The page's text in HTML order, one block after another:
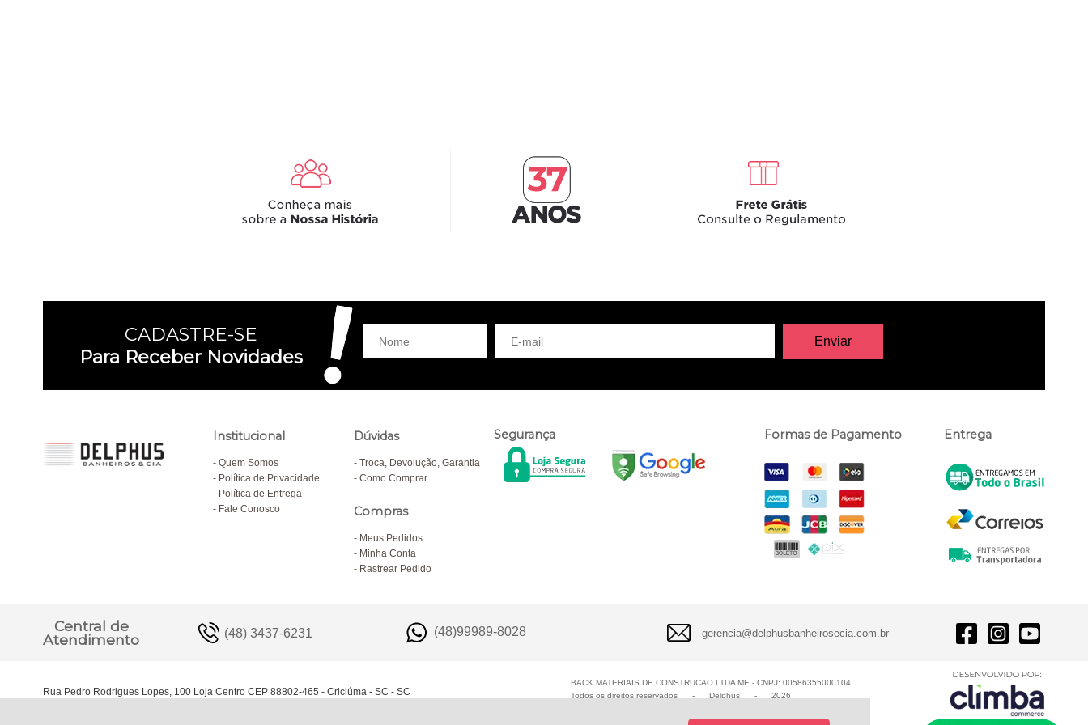
CADASTRE-SE
Para Receber Novidades
Institucional
Quem Somos
Política de Privacidade
Política de Entrega
Fale Conosco
Dúvidas
Troca, Devolução, Garantia
Como Comprar
Compras
Meus Pedidos
Minha Conta
Rastrear Pedido
Segurança Formas de Pagamento Entrega
Central de
Atendimento
(48) 3437-6231 (48)99989-8028 gerencia@delphusbanheirosecia.com.br
Rua Pedro Rodrigues Lopes, 100 Loja Centro CEP 88802-465 - Criciúma - SC - SC
BACK MATERIAIS DE CONSTRUCAO LTDA ME - CNPJ: 00586355000104
Todos os direitos reservados
- Delphus - 2026